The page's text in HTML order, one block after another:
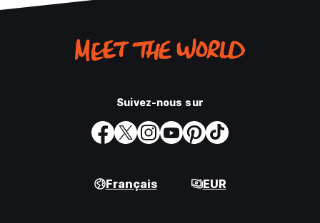
Suivez-nous sur
Français EUR